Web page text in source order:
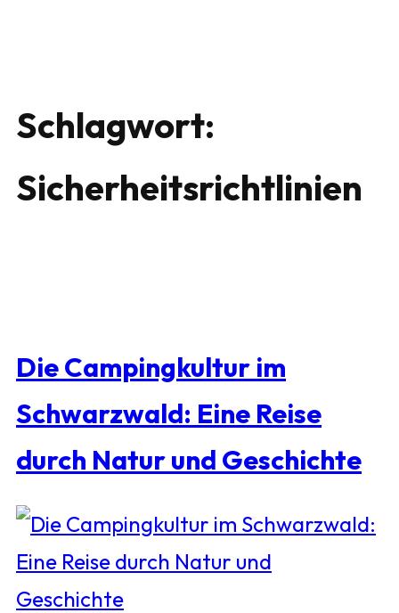
Schlagwort:
Sicherheitsrichtlinien
Die Campingkultur im
Schwarzwald: Eine Reise
durch Natur und Geschichte